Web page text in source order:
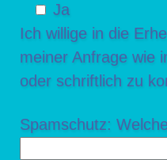
Ja
Ich willige in die
meiner Anfrage wie
oder schriftlich zu
Spamschutz: